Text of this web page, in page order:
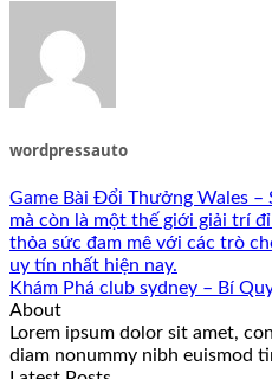
wordpressauto
Game Bài Đổi Thưởng Wales –
mà còn là một thế giới giải trí
thỏa sức đam mê với các trò
uy tín nhất hiện nay.
Khám Phá club sydney – Bí
About
Lorem ipsum dolor sit amet,
diam nonummy nibh euismod